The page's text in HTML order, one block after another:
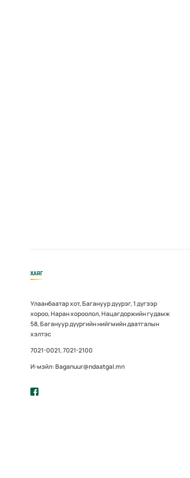
ХАЯГ
Улаанбаатар хот, Багануур дүүрэг, 1 дүгээр
хороо, Наран хороолол, Нацагдоржийн гудамж
58, Багануур дүүргийн нийгмийн даатгалын
хэлтэс
7021-0021, 7021-2100
И-мэйл: Baganuur@ndaatgal.mn